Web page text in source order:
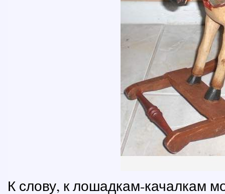
К слову, к лошадкам-качалкам